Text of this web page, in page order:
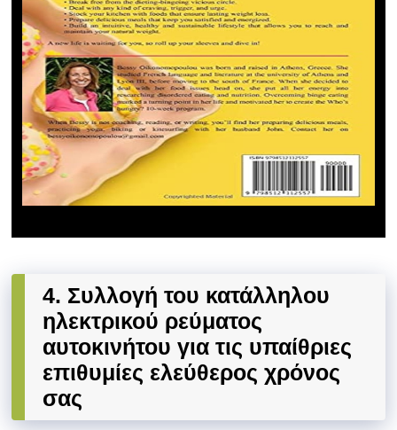
4. Συλλογή του κατάλληλου
ηλεκτρικού ρεύματος
αυτοκινήτου για τις υπαίθριες
επιθυμίες ελεύθερος χρόνος
σας